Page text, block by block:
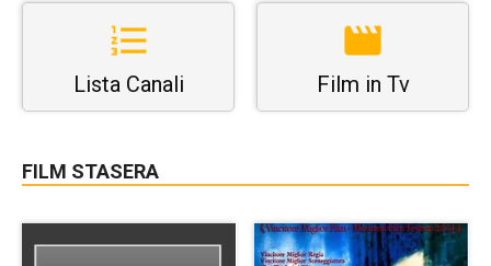
Lista Canali Film in Tv
FILM STASERA